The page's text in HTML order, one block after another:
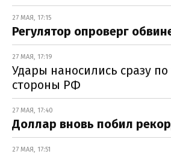
27 МАЯ, 17:15
Регулятор опроверг
27 МАЯ, 17:19
Удары наносились сразу
стороны РФ
27 МАЯ, 17:40
Доллар вновь побил
27 МАЯ, 17:51